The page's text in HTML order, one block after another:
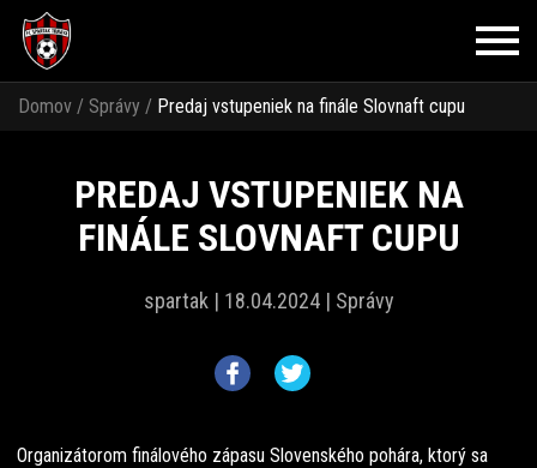
Domov / Správy / Predaj vstupeniek na finále Slovnaft cupu
PREDAJ VSTUPENIEK NA
FINÁLE SLOVNAFT CUPU
spartak | 18.04.2024 | Správy
Organizátorom finálového zápasu Slovenského pohára, ktorý sa